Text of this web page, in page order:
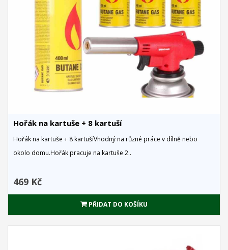
Hořák na kartuše + 8 kartuší
Hořák na kartuše + 8 kartušíVhodný na různé práce v dílně nebo
okolo domu.Hořák pracuje na kartuše 2..
469 Kč
PŘIDAT DO KOŠÍKU